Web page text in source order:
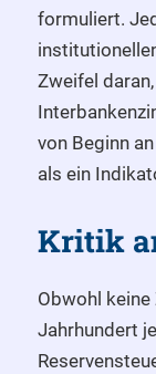
formuliert.
Zweifel
von Beginn
als ein
Kritik
Obwohl
Jahrhundert